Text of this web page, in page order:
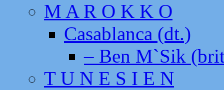
M A R O K K O
Casablanca (dt.)
– Ben M`Sik
T U N E S I E N